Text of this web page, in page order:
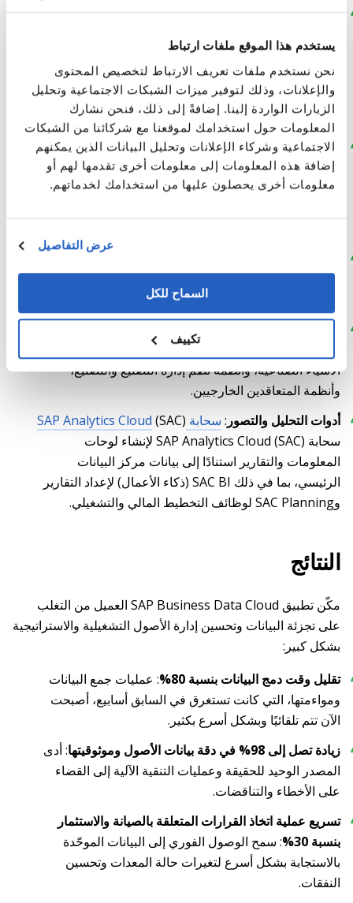
يستخدم هذا الموقع ملفات ارتباط
نحن نستخدم ملفات تعريف الارتباط لتخصيص المحتوى
والإعلانات، وذلك لتوفير ميزات الشبكات الاجتماعية وتحليل
الزيارات الواردة إلينا. إضافةً إلى ذلك، فنحن نشارك
المعلومات حول استخدامك لموقعنا مع شركائنا من الشبكات
الاجتماعية وشركاء الإعلانات وتحليل البيانات الذين يمكنهم
إضافة هذه المعلومات إلى معلومات أخرى تقدمها لهم أو
معلومات أخرى يحصلون عليها من استخدامك لخدماتهم.
عرض التفاصيل
السماح للكل
تكييف
منصة البيانات الأساسية:
SAP Business Data Cloudمن
المؤسسة ومواءمتها وإدارتها، مما يوفر إمكانات لتكامل
البيانات وفهرسة البيانات وتخزين البيانات والمحاكاة
الافتراضية للبيانات.
البنية التحتية والخدمات السحابية: منصة سابSAP
Business Technology Platform (SAP BTP)
SAP Business Technology Platform (SAP BTP)
سحابة SAP HANA Cloud (جزء من BTP) للتخزين عالي
الأداء ومعالجة البيانات الموحدة.
الأشياء الصناعية، وأنظمة نظم إدارة التصنيع والتصنيع،
وأنظمة المتعاقدين الخارجيين.
أدوات التحليل والتصور : سحابة SAP Analytics Cloud (SAC)
سحابة SAP Analytics Cloud (SAC) لإنشاء لوحات
المعلومات والتقارير استنادًا إلى بيانات مركز البيانات
الرئيسي، بما في ذلك SAC BI (ذكاء الأعمال) لإعداد التقارير
وSAC Planning لوظائف التخطيط المالي والتشغيلي.
النتائج
مكّن تطبيق SAP Business Data Cloud العميل من التغلب
على تجزئة البيانات وتحسين إدارة الأصول التشغيلية والاستراتيجية
بشكل كبير:
تقليل وقت دمج البيانات بنسبة 80%
: عمليات جمع البيانات
ومواءمتها، التي كانت تستغرق في السابق أسابيع، أصبحت
الآن تتم تلقائيًا وبشكل أسرع بكثير.
زيادة تصل إلى 98% في دقة بيانات الأصول وموثوقيتها
: أدى
المصدر الوحيد للحقيقة وعمليات التنقية الآلية إلى القضاء
على الأخطاء والتناقضات.
تسريع عملية اتخاذ القرارات المتعلقة بالصيانة والاستثمار
بنسبة 30%
: سمح الوصول الفوري إلى البيانات الموحّدة
بالاستجابة بشكل أسرع لتغيرات حالة المعدات وتحسين
النفقات.